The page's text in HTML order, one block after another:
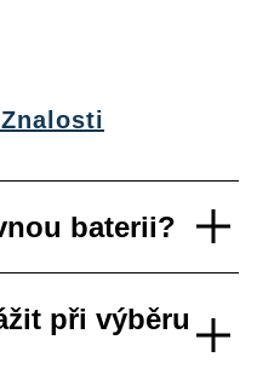
baterii?
při výběru